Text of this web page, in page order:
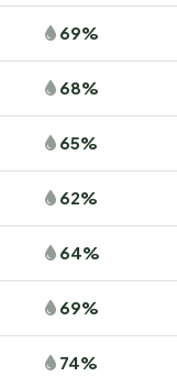
69%
68%
65%
62%
64%
69%
74%